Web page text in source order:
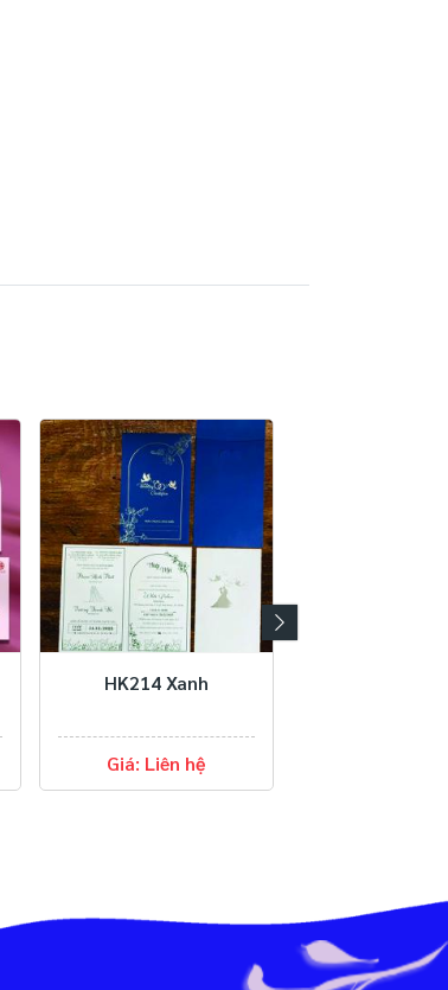
HK214 Xanh
Giá: Liên hệ
HK214 Vàng Ánh Kim